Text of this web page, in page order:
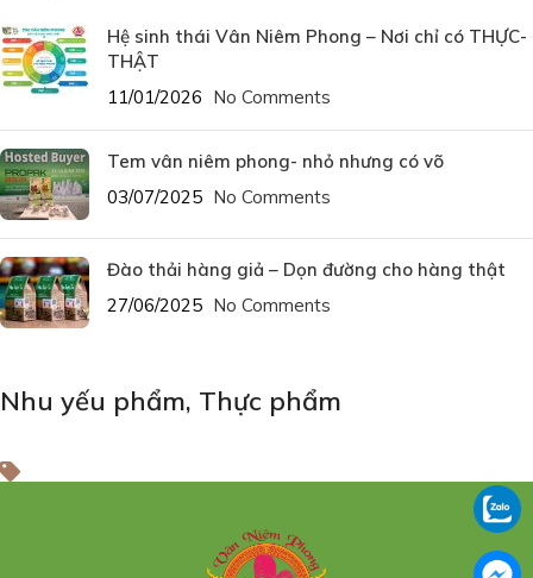
Hệ sinh thái Vân Niêm Phong – Nơi chỉ có THỰC-
THẬT
11/01/2026 No Comments
Tem vân niêm phong- nhỏ nhưng có võ
03/07/2025 No Comments
Đào thải hàng giả – Dọn đường cho hàng thật
27/06/2025 No Comments
Nhu yếu phẩm, Thực phẩm